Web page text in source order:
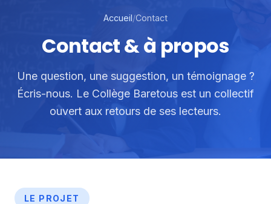
Accueil/Contact
Contact & à propos
Une question, une suggestion, un témoignage ?
Écris-nous. Le Collège Baretous est un collectif
ouvert aux retours de ses lecteurs.
LE PROJET